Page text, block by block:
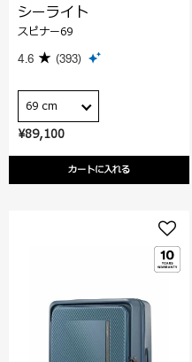
¥89,100
カートに入れる
シーライト
スピナー69
4.6 (393)
69 cm